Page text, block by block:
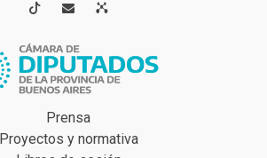
 
Prensa
Proyectos y normativa